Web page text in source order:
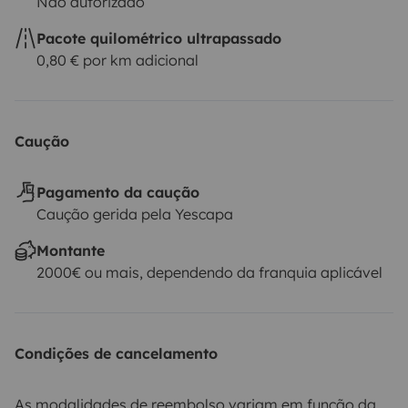
Pacote quilométrico ultrapassado
0,80 € por km adicional
Caução
Pagamento da caução
Caução gerida pela Yescapa
Montante
2000€ ou mais, dependendo da franquia aplicável
Condições de cancelamento
As modalidades de reembolso variam em função da